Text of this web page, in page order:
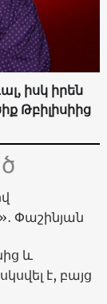
իսկ իրեն
Թբիլիսիից
Փաշինյան
և
է, բայց